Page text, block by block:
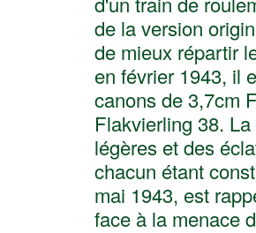
de la version
de mieux répartir
en février 1943, il
canons de 3,7cm
Flakvierling 38.
légères et des
chacun étant
mai 1943, est
face à la menace